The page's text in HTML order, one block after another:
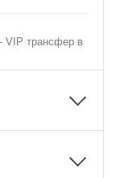
VIP трансфер в